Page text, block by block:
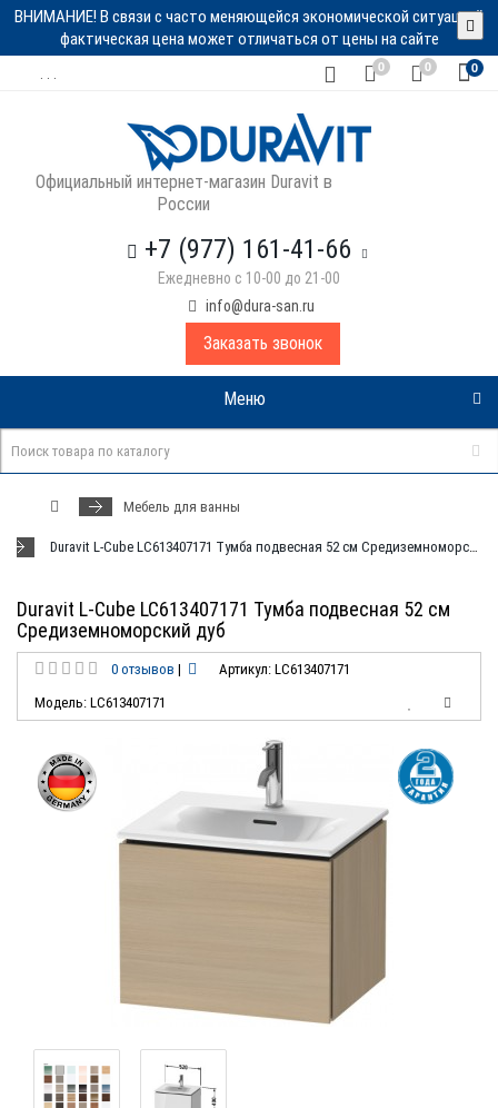
ВНИМАНИЕ! В связи с часто меняющейся экономической ситуацией
фактическая цена может отличаться от цены на сайте
0 0 0
Официальный интернет-магазин Duravit в
России
+7 (977) 161-41-66
Ежедневно с 10-00 до 21-00
info@dura-san.ru
Заказать звонок
Меню
Мебель для ванны
Duravit L-Cube LC613407171 Тумба подвесная 52 см Средиземноморский дуб
Duravit L-Cube LC613407171 Тумба подвесная 52 см
Средиземноморский дуб
0 отзывов |
Артикул: LC613407171
Модель: LC613407171